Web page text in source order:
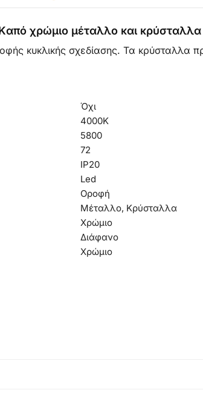
χρώμιο μέταλλο και
κυκλικής σχεδίασης. Τα
Όχι
4000Κ
5800
72
IP20
Led
Οροφή
Μέταλλο, Κρύσταλλα
Χρώμιο
Διάφανο
Χρώμιο